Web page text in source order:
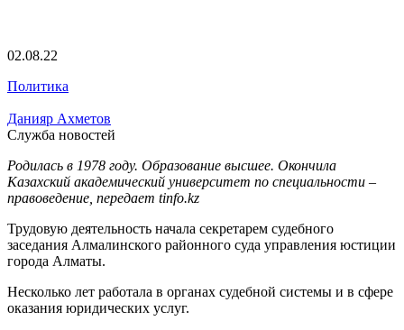
02.08.22
Политика
Данияр Ахметов
Служба новостей
Родилась в 1978 году. Образование высшее. Окончила
Казахский академический университет по специальности –
правоведение, передает tinfo.kz
Трудовую деятельность начала секретарем судебного
заседания Алмалинского районного суда управления юстиции
города Алматы.
Несколько лет работала в органах судебной системы и в сфере
оказания юридических услуг.